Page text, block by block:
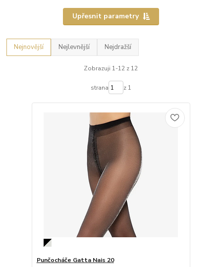
Upřesnit parametry
Nejnovější Nejlevnější Nejdražší
Zobrazuji 1-12 z 12
strana z 1
Punčocháče Gatta Nais 20